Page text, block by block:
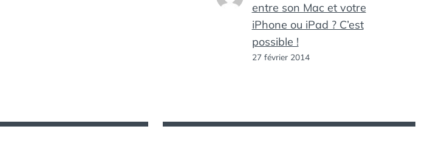
entre son Mac et votre
iPhone ou iPad ? C’est
possible !
27 février 2014